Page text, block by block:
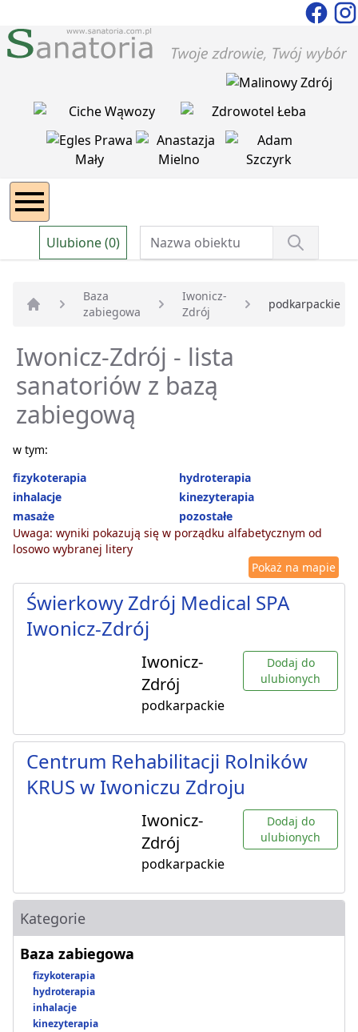
Ulubione (0)
Strona główna
Baza
zabiegowa
Iwonicz-
Zdrój
podkarpackie
Iwonicz-Zdrój - lista
sanatoriów z bazą
zabiegową
w tym:
fizykoterapia
hydroterapia
inhalacje
kinezyterapia
masaże
pozostałe
Uwaga: wyniki pokazują się w porządku alfabetycznym od
losowo wybranej litery
Pokaż na mapie
Świerkowy Zdrój Medical SPA
Iwonicz-Zdrój
Iwonicz-
Zdrój
podkarpackie
Dodaj do
ulubionych
Centrum Rehabilitacji Rolników
KRUS w Iwoniczu Zdroju
Iwonicz-
Zdrój
podkarpackie
Dodaj do
ulubionych
Kategorie
Baza zabiegowa
fizykoterapia
hydroterapia
inhalacje
kinezyterapia